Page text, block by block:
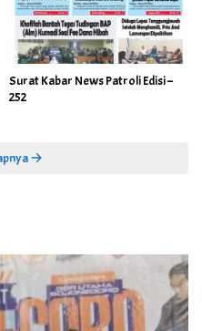
Surat Kabar News Patroli Edisi –
252